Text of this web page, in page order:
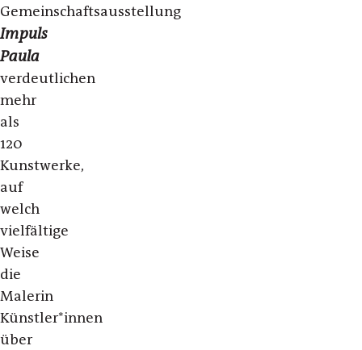
Gemeinschaftsausstellung
Impuls
Paula
verdeutlichen
mehr
als
120
Kunstwerke,
auf
welch
vielfältige
Weise
die
Malerin
Künstler*innen
über